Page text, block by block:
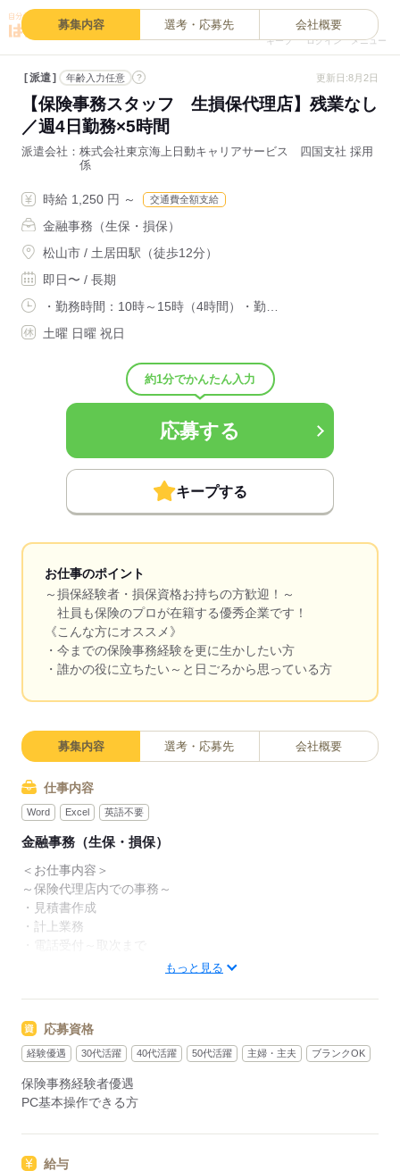
キープ ログイン メニュー
募集内容 選考・応募先 会社概要
派遣 年齢入力任意 ? 更新日:8月2日
【保険事務スタッフ 生損保代理店】残業なし
／週4日勤務×5時間
派遣会社
株式会社東京海上日動キャリアサービス 四国支社 採用
係
時給 1,250 円 ～ 交通費全額支給
金融事務（生保・損保）
松山市 / 土居田駅（徒歩12分）
即日〜 / 長期
・勤務時間：10時～15時（4時間）・勤…
土曜 日曜 祝日
約1分でかんたん入力
応募する
キープする
お仕事のポイント
～損保経験者・損保資格お持ちの方歓迎！～
社員も保険のプロが在籍する優秀企業です！
《こんな方にオススメ》
・今までの保険事務経験を更に生かしたい方
・誰かの役に立ちたい～と日ごろから思っている方
募集内容 選考・応募先 会社概要
仕事内容
Word Excel 英語不要
金融事務（生保・損保）
＜お仕事内容＞
～保険代理店内での事務～
・見積書作成
・計上業務
もっと見る
応募資格
経験優遇 30代活躍 40代活躍 50代活躍 主婦・主夫 ブランクOK
保険事務経験者優遇
PC基本操作できる方
給与